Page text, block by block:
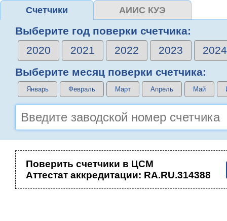
Счетчики АИИС КУЭ
Выберите год поверки счетчика:
2020
2021 2022 2023
2024
Выберите месяц поверки счетчика:
Январь Февраль Март Апрель Май
Поверить счетчики в ЦСМ
Аттестат аккредитации: RA.RU.314388